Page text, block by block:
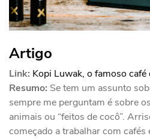
Artigo
Link: Kopi Luwak, o famoso café
Resumo: Se tem um assunto
sempre me perguntam é sobre
animais ou “feitos de cocô”.
começado a trabalhar com cafés